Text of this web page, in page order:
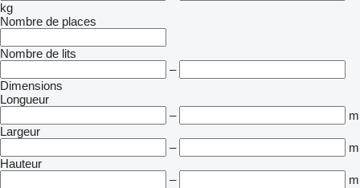
kg
Nombre de places
Nombre de lits
–
Dimensions
Longueur
–
m
Largeur
–
m
Hauteur
–
m